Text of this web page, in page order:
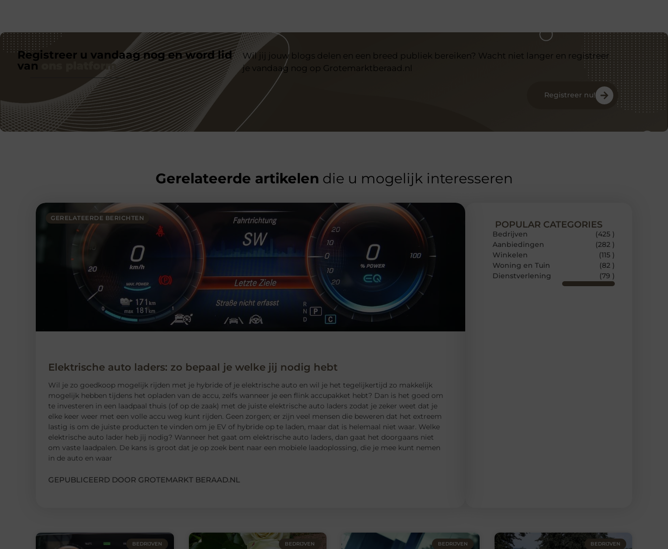
Registreer u vandaag nog en word lid
van
ons platform
Wil jij jouw blogs delen en een breed publiek bereiken? Wacht niet langer en registreer
je vandaag nog op Grotemarktberaad.nl
Registreer nu!
Gerelateerde artikelen die u mogelijk interesseren
GERELATEERDE BERICHTEN
Elektrische auto laders: zo bepaal je welke jij nodig hebt
Wil je zo goedkoop mogelijk rijden met je hybride of je elektrische auto en wil je het tegelijkertijd zo makkelijk
mogelijk hebben tijdens het opladen van de accu, zelfs wanneer je een flink accupakket hebt? Dan is het goed om
te investeren in een laadpaal thuis (of op de zaak) met de juiste elektrische auto laders zodat je zeker weet dat je
elke keer weer met een volle accu weg kunt rijden. Geen zorgen; er zijn veel mensen die beweren dat het extreem
lastig is om de juiste producten te vinden om je EV of hybride op te laden, maar dat is helemaal niet waar. Welke
elektrische auto lader heb jij nodig? Wanneer het gaat om elektrische auto laders, dan gaat het doorgaans niet
om vaste laadpalen. De kans is groot dat je op zoek bent naar een mobiele laadoplossing, die je mee kunt nemen
in de auto en waar
GEPUBLICEERD DOOR GROTEMARKT BERAAD.NL
POPULAR CATEGORIES
Bedrijven
(425 )
Aanbiedingen
(282 )
Winkelen
(115 )
Woning en Tuin
(82 )
Dienstverlening
(79 )
BEDRIJVEN BEDRIJVEN BEDRIJVEN BEDRIJVEN